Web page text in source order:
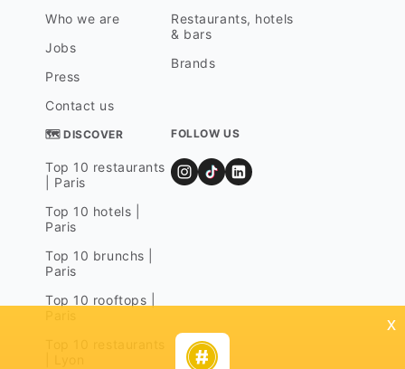
Who we are
Jobs
Press
Contact us
Restaurants, hotels
& bars
Brands
🗺 DISCOVER
Top 10 restaurants
| Paris
Top 10 hotels |
Paris
Top 10 brunchs |
Paris
Top 10 rooftops |
FOLLOW US
x